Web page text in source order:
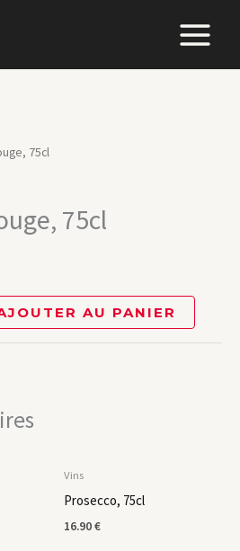
75cl
75cl
AU PANIER
Vins
Prosecco, 75cl
16.90€